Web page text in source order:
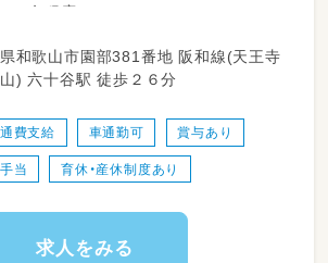
名程度
歌山市園部381番地 阪和線(天王寺
) 六十谷駅 徒歩２６分
費支給 車通勤可 賞与あり
当 育休・産休制度あり
求人をみる